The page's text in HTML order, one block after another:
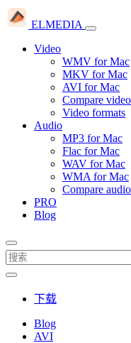
ELMEDIA
Video
WMV for Mac
MKV for Mac
AVI for Mac
Compare
Video formats
Audio
MP3 for Mac
Flac for Mac
WAV for Mac
WMA for Mac
Compare
PRO
Blog
下载
Blog
AVI